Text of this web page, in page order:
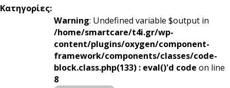
Κατηγορίες:
Warning: Undefined variable $output in
/home/smartcare/t4i.gr/wp-
content/plugins/oxygen/component-
framework/components/classes/code-
block.class.php(133) : eval()'d code on line
8